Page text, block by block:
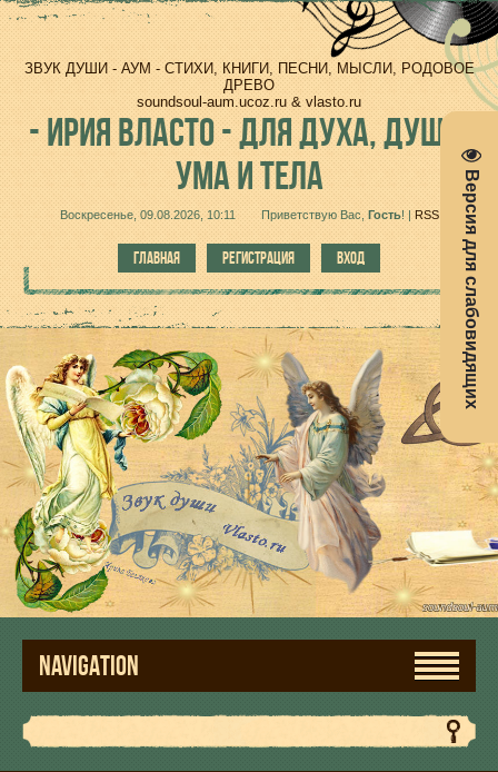
Версия для слабовидящих
ЗВУК ДУШИ - АУМ - СТИХИ, КНИГИ, ПЕСНИ, МЫСЛИ, РОДОВОЕ
ДРЕВО
soundsoul-aum.ucoz.ru & vlasto.ru
-ИРИЯ ВЛАСТО - ДЛЯ ДУХА, ДУШИ,
УМА И ТЕЛА
Воскресенье, 09.08.2026, 10:11 Приветствую Вас Гость! | RSS
ГЛАВНАЯ РЕГИСТРАЦИЯ ВХОД
NAVIGATION